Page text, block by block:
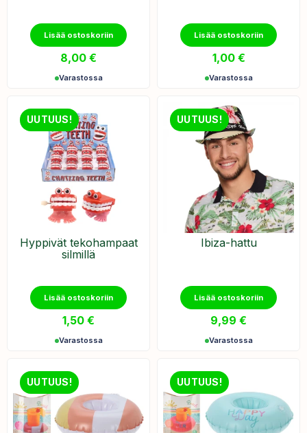
Lisää ostoskoriin
8,00 €
Varastossa
Lisää ostoskoriin
1,00 €
Varastossa
UUTUUS!
Hyppivät tekohampaat
silmillä
Lisää ostoskoriin
1,50 €
Varastossa
UUTUUS!
Ibiza-hattu
Lisää ostoskoriin
9,99 €
Varastossa
UUTUUS! UUTUUS!